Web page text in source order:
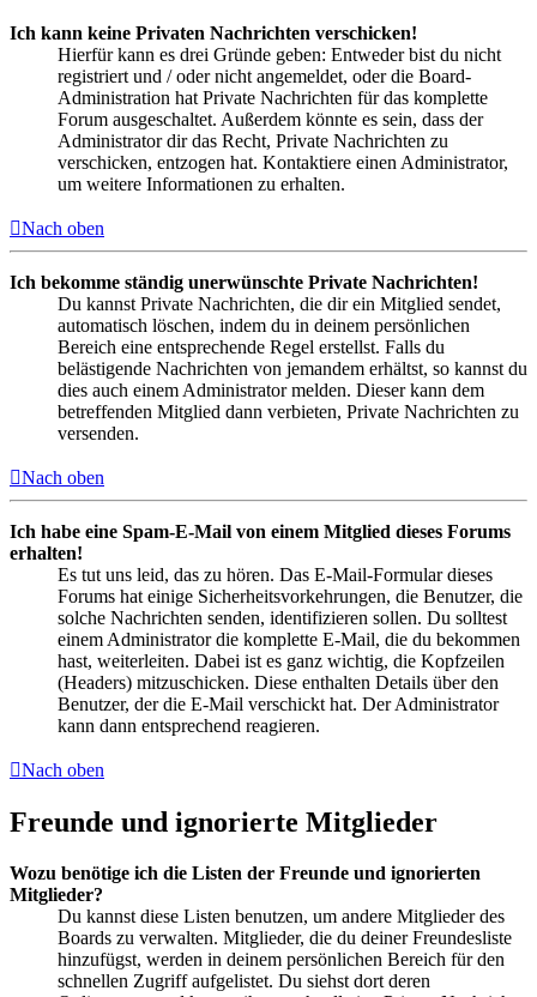
Ich kann keine Privaten Nachrichten verschicken!
Hierfür kann es drei Gründe geben: Entweder bist du nicht
registriert und / oder nicht angemeldet, oder die Board-
Administration hat Private Nachrichten für das komplette
Forum ausgeschaltet. Außerdem könnte es sein, dass der
Administrator dir das Recht, Private Nachrichten zu
verschicken, entzogen hat. Kontaktiere einen Administrator,
um weitere Informationen zu erhalten.
Nach oben
Ich bekomme ständig unerwünschte Private Nachrichten!
Du kannst Private Nachrichten, die dir ein Mitglied sendet,
automatisch löschen, indem du in deinem persönlichen
Bereich eine entsprechende Regel erstellst. Falls du
belästigende Nachrichten von jemandem erhältst, so kannst du
dies auch einem Administrator melden. Dieser kann dem
betreffenden Mitglied dann verbieten, Private Nachrichten zu
versenden.
Nach oben
Ich habe eine Spam-E-Mail von einem Mitglied dieses Forums
erhalten!
Es tut uns leid, das zu hören. Das E-Mail-Formular dieses
Forums hat einige Sicherheitsvorkehrungen, die Benutzer, die
solche Nachrichten senden, identifizieren sollen. Du solltest
einem Administrator die komplette E-Mail, die du bekommen
hast, weiterleiten. Dabei ist es ganz wichtig, die Kopfzeilen
(Headers) mitzuschicken. Diese enthalten Details über den
Benutzer, der die E-Mail verschickt hat. Der Administrator
kann dann entsprechend reagieren.
Nach oben
Freunde und ignorierte Mitglieder
Wozu benötige ich die Listen der Freunde und ignorierten
Mitglieder?
Du kannst diese Listen benutzen, um andere Mitglieder des
Boards zu verwalten. Mitglieder, die du deiner Freundesliste
hinzufügst, werden in deinem persönlichen Bereich für den
schnellen Zugriff aufgelistet. Du siehst dort deren